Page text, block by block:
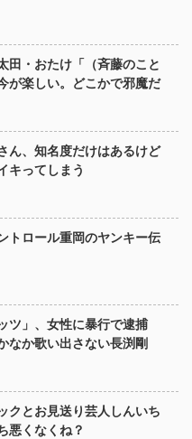
田・おたけ「（斉藤のこと
が楽しい。どこかで邪魔だ
ん、知名度だけはあるけど
キってしまう
トロール重岡のヤンキー伝
ツ」、女性に暴行で逮捕
なか歌い出さない長渕剛
クとお見送り芸人しんいち
悪くなくね？